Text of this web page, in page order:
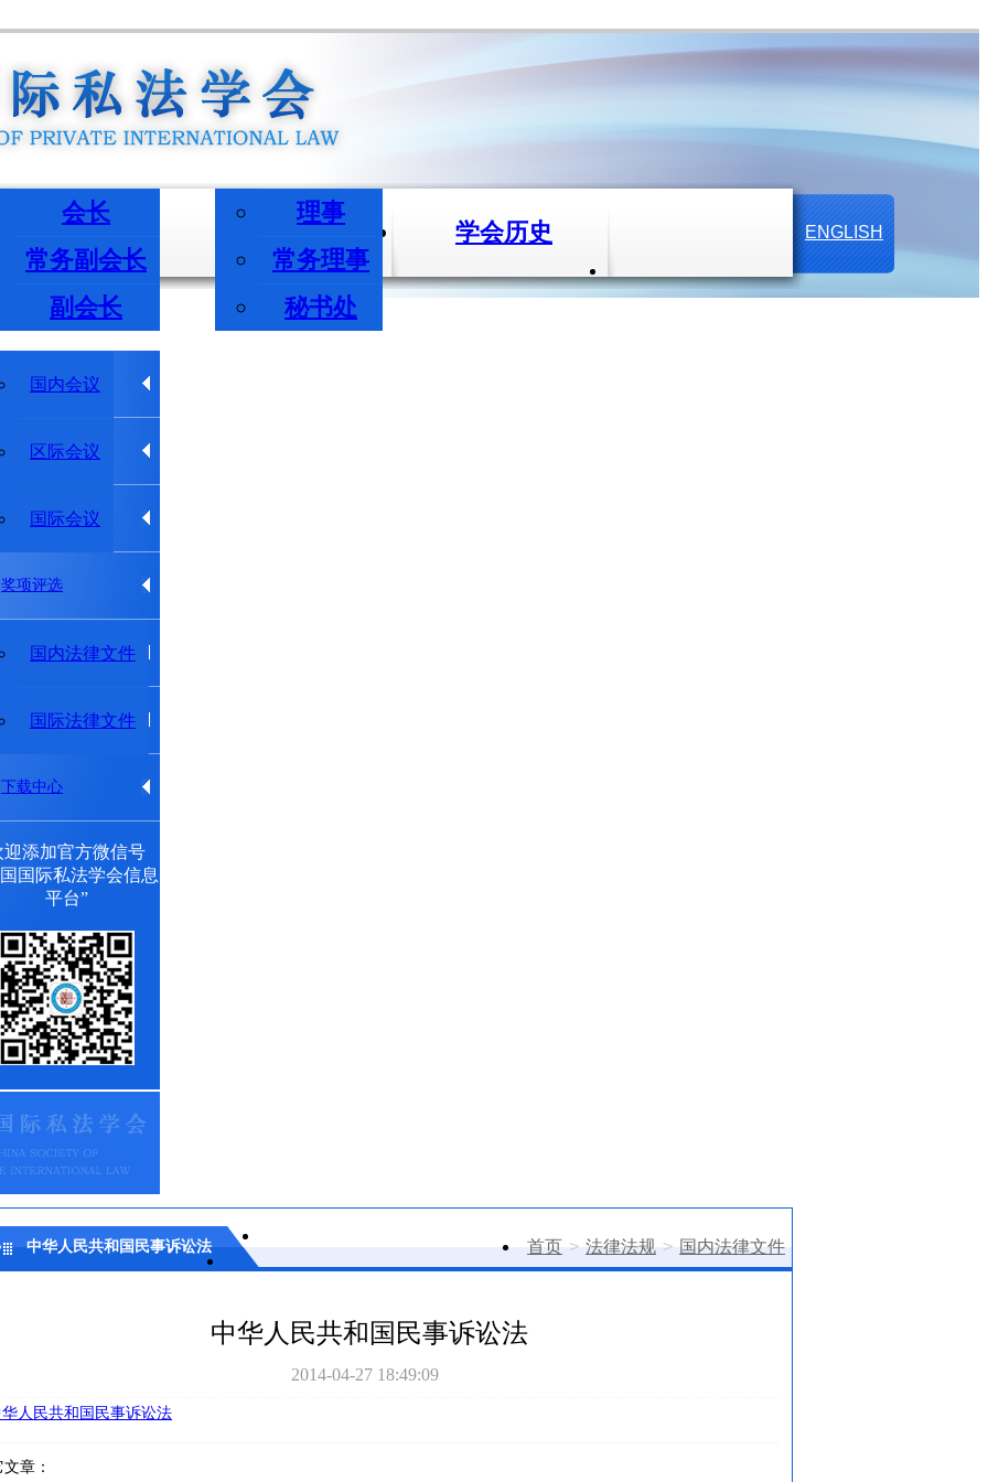
会长
常务副会长
副会长
/副会长
理事
常务理事
秘书处
机构与成员 学会历史 ENGLISH
国内会议
区际会议
国际会议
学术会议
学术动态
专题研究委员会
奖项评选
国内法律文件
国际法律文件
法律法规
出版物
下载中心
迎添加官方微信号
国际私法学会信息
平台”
中华人民共和国民事诉讼法 首页 > 法律法规 > 国内法律文件
中华人民共和国民事诉讼法
2014-04-27 18:49:09
人民共和国民事诉讼法
章：